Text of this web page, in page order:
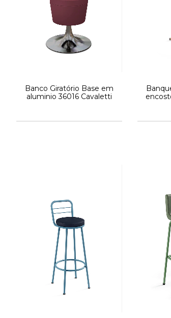
Banco Giratório Base em
aluminio 36016 Cavaletti